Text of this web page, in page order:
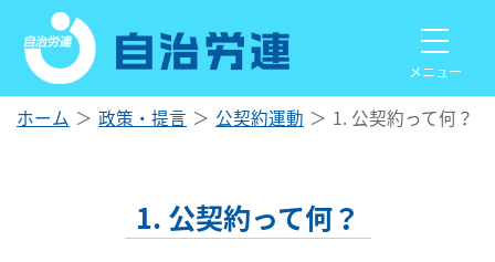
メニュー
ホーム 政策・提言 公契約運動 1. 公契約って何？
1. 公契約って何？